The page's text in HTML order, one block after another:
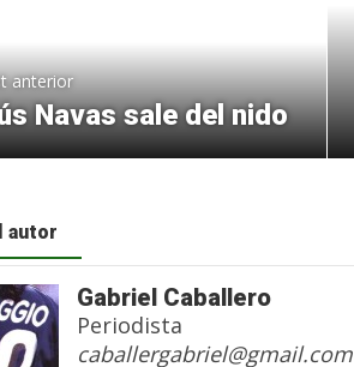
anterior
Navas sale del nido
autor
Gabriel Caballero
Periodista
caballergabriel@gmail.com